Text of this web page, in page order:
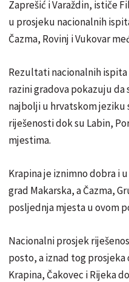
Zaprešić i Varaždin, ističe
u prosjeku nacionalnih
Čazma, Rovinj i Vukovar
Rezultati nacionalnih
razini gradova pokazuju
najbolji u hrvatskom jeziku
riješenosti dok su Labin,
mjestima.
Krapina je iznimno dobra i
grad Makarska, a Čazma,
posljednja mjesta u ovom
Nacionalni prosjek
posto, a iznad tog
Krapina, Čakovec i Rijeka